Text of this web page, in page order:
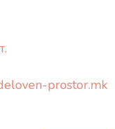
prostor.mk